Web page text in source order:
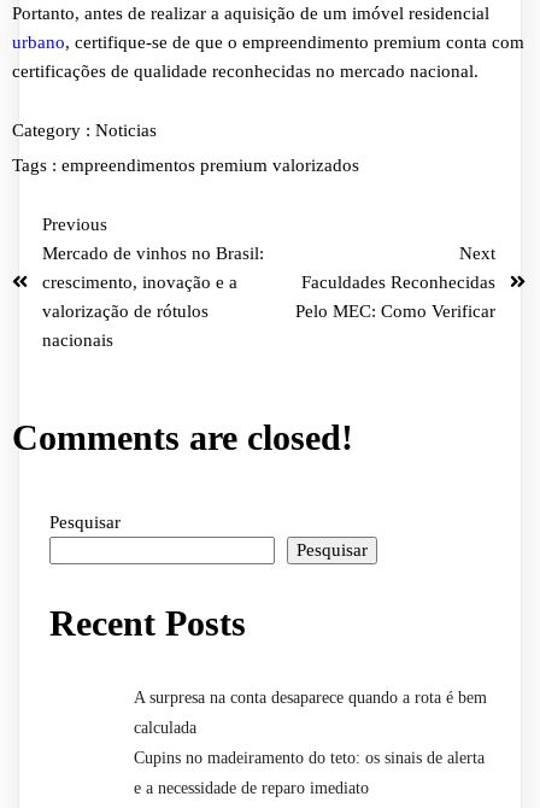
Portanto, antes de realizar a aquisição de um imóvel residencial
urbano, certifique-se de que o empreendimento premium conta com
certificações de qualidade reconhecidas no mercado nacional.
Category : Noticias
Tags : empreendimentos premium valorizados
Previous
Mercado de vinhos no Brasil:
crescimento, inovação e a
valorização de rótulos
nacionais
Next
Faculdades Reconhecidas
Pelo MEC: Como Verificar
Comments are closed!
Pesquisar
Pesquisar
Recent Posts
A surpresa na conta desaparece quando a rota é bem
calculada
Cupins no madeiramento do teto: os sinais de alerta
e a necessidade de reparo imediato